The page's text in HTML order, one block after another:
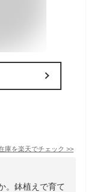
庫を楽天でチェック >>
。鉢植えで育て